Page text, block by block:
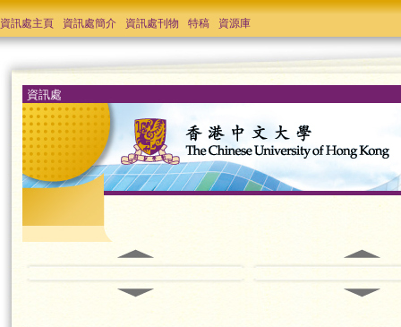
資訊處主頁 資訊處簡介 資訊處刊物 特稿 資源庫
資訊處